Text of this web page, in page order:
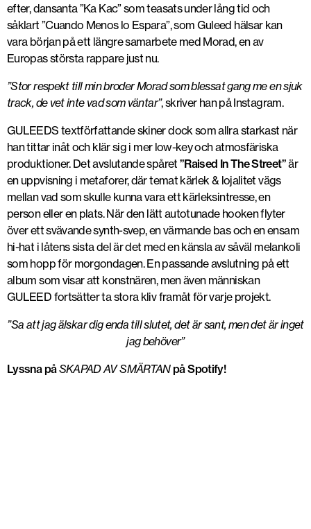
efter, dansanta ”Ka Kac” som teasats under lång tid och
såklart ”Cuando Menos lo Espara”, som Guleed hälsar kan
vara början på ett längre samarbete med Morad, en av
Europas största rappare just nu.
”Stor respekt till min broder Morad som blessat gang me en sjuk
track, de vet inte vad som väntar”, skriver han på Instagram.
GULEEDS textförfattande skiner dock som allra starkast när
han tittar inåt och klär sig i mer low-key och atmosfäriska
produktioner. Det avslutande spåret ”Raised In The Street”är
en uppvisning i metaforer, där temat kärlek & lojalitet vägs
mellan vad som skulle kunna vara ett kärleksintresse, en
person eller en plats. När den lätt autotunade hooken flyter
över ett svävande synth-svep, en värmande bas och en ensam
hi-hat i låtens sista del är det med en känsla av såväl melankoli
som hopp för morgondagen. En passande avslutning på ett
album som visar att konstnären, men även människan
GULEED fortsätter ta stora kliv framåt för varje projekt.
”Sa att jag älskar dig enda till slutet, det är sant, men det är inget
jag behöver”
Lyssna påSKAPAD AV SMÄRTANpå Spotify!